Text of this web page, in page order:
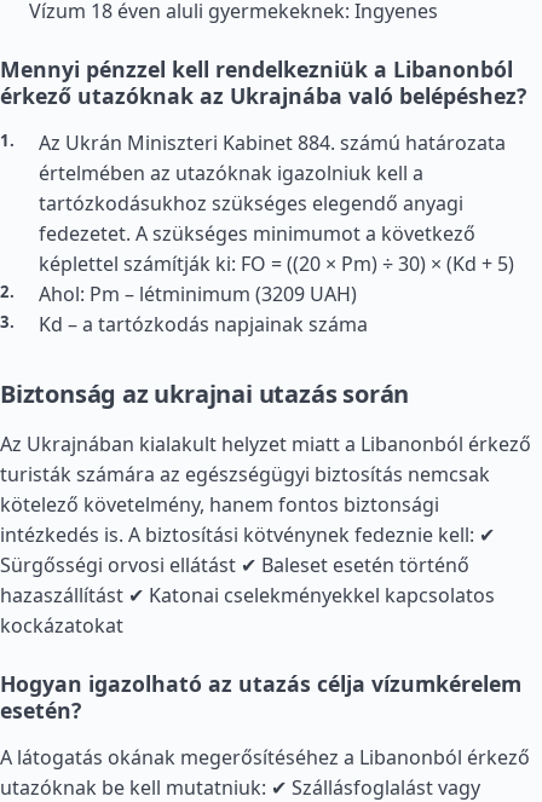
Vízum 18 éven aluli gyermekeknek: Ingyenes
Mennyi pénzzel kell rendelkezniük a Libanonból
érkező utazóknak az Ukrajnába való belépéshez?
Az Ukrán Miniszteri Kabinet 884. számú határozata
értelmében az utazóknak igazolniuk kell a
tartózkodásukhoz szükséges elegendő anyagi
fedezetet. A szükséges minimumot a következő
képlettel számítják ki: FO = ((20 × Pm) ÷ 30) × (Kd + 5)
Ahol: Pm – létminimum (3209 UAH)
Kd – a tartózkodás napjainak száma
Biztonság az ukrajnai utazás során
Az Ukrajnában kialakult helyzet miatt a Libanonból érkező
turisták számára az egészségügyi biztosítás nemcsak
kötelező követelmény, hanem fontos biztonsági
intézkedés is. A biztosítási kötvénynek fedeznie kell: ✔
Sürgősségi orvosi ellátást ✔ Baleset esetén történő
hazaszállítást ✔ Katonai cselekményekkel kapcsolatos
kockázatokat
Hogyan igazolható az utazás célja vízumkérelem
esetén?
A látogatás okának megerősítéséhez a Libanonból érkező
utazóknak be kell mutatniuk: ✔ Szállásfoglalást vagy